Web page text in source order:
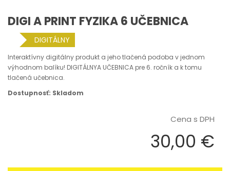
DIGI A PRINT FYZIKA 6 UČEBNICA
DIGITÁLNY
Interaktívny digitálny produkt a jeho tlačená podoba v jednom
výhodnom balíku! DIGITÁLNYA UČEBNICA pre 6. ročník a k tomu
tlačená učebnica.
Dostupnosť: Skladom
Cena s DPH
30,00 €